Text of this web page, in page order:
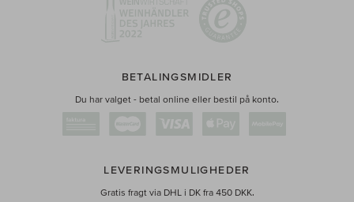
BETALINGSMIDLER
Du har valget - betal online eller bestil på konto.
LEVERINGSMULIGHEDER
Gratis fragt via DHL i DK fra 450 DKK.